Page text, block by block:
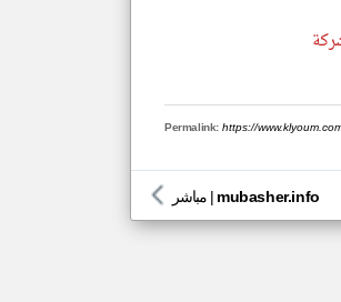
Permalink:
مباشر | mubasher.info